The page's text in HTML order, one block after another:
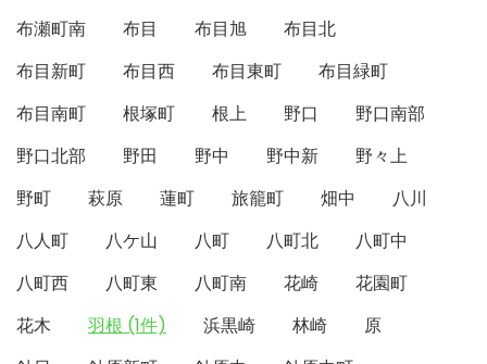
布瀬町南
布目 布目旭
布目北
布目新町
布目西 布目東町
布目緑町
布目南町
根塚町 根上 野口
野口南部
野口北部
野田 野中 野中新
野々上
野町
萩原 蓮町 旅籠町 畑中
八川
八人町
八ケ山 八町 八町北
八町中
八町西
八町東 八町南 花崎
花園町
花木
羽根 (1件) 浜黒崎 林崎
原